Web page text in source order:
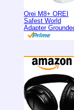
Orei M8+ OREI
Safest World
Adapter